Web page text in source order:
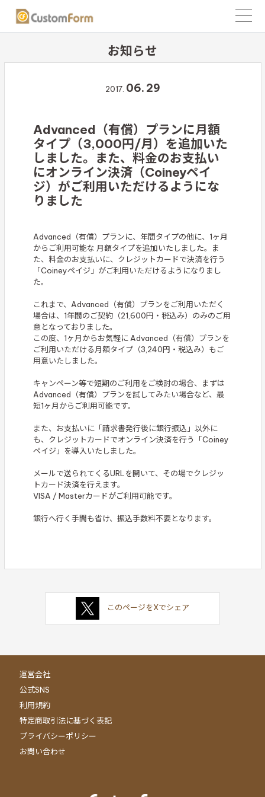
お知らせ
2017. 06. 29
Advanced（有償）プランに月額
タイプ（3,000円/月）を追加いた
しました。また、料金のお支払い
にオンライン決済（Coineyペイ
ジ）がご利用いただけるようにな
りました
Advanced（有償）プランに、年間タイプの他に、1ヶ月
からご利用可能な 月額タイプを追加いたしました。ま
た、料金のお支払いに、クレジットカードで決済を行う
「Coineyペイジ」がご利用いただけるようになりまし
た。
これまで、Advanced（有償）プランをご利用いただく
場合は、1年間のご契約（21,600円・税込み）のみのご用
意となっておりました。
この度、1ヶ月からお気軽に Advanced（有償）プランを
ご利用いただける月額タイプ（3,240円・税込み）もご
用意いたしました。
キャンペーン等で短期のご利用をご検討の場合、まずは
Advanced（有償）プランを試してみたい場合など、最
短1ヶ月からご利用可能です。
また、お支払いに「請求書発行後に銀行振込」以外に
も、クレジットカードでオンライン決済を行う「Coiney
ペイジ」を導入いたしました。
メールで送られてくるURLを開いて、その場でクレジッ
トカード決済を行えます。
VISA / Masterカードがご利用可能です。
銀行へ行く手間も省け、振込手数料不要となります。
このページをXでシェア
運営会社
公式SNS
利用規約
特定商取引法に基づく表記
プライバシーポリシー
お問い合わせ